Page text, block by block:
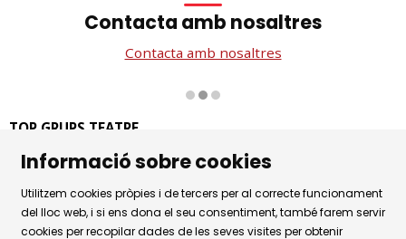
Contacta amb nosaltres
Contacta amb nosaltres
TOP GRUPS TEATRE
La Rambla dels Estudis, 115
08002 Barcelona
Tel. 93 441 39 79
Horari d'atenció: de dilluns a dijous de 9.30h a 17.30h i
Informació sobre cookies
Utilitzem cookies pròpies i de tercers per al correcte funcionament
del lloc web, i si ens dona el seu consentiment, també farem servir
cookies per recopilar dades de les seves visites per obtenir